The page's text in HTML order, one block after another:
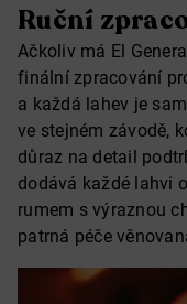
Ruční
Ačkoliv má El
finální zpracování
a každá lahev je
ve stejném závodě,
důraz na detail
dodává každé lahvi
rumem s výraznou
patrná péče